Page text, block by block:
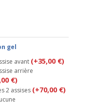
gel
avant (+35,00 €)
arrière
€)
2 assises (+70,00 €)